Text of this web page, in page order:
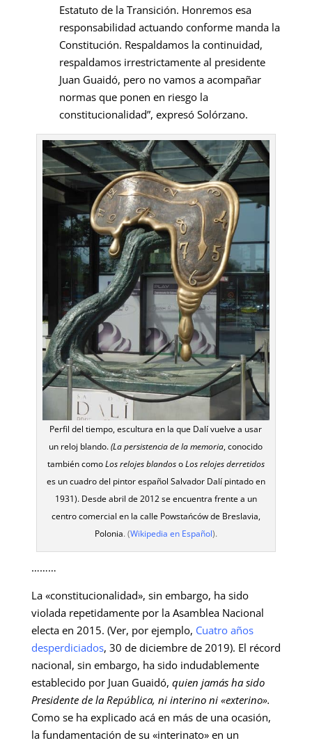
Estatuto de la Transición. Honremos esa
responsabilidad actuando conforme manda la
Constitución. Respaldamos la continuidad,
respaldamos irrestrictamente al presidente
Juan Guaidó, pero no vamos a acompañar
normas que ponen en riesgo la
constitucionalidad”, expresó Solórzano.
Perfil del tiempo, escultura en la que Dalí vuelve a usar
un reloj blando.(La persistencia de la memoria, conocido
también comoLos relojes blandosoLos relojes derretidos
es un cuadro del pintor español Salvador Dalí pintado en
1931). Desde abril de 2012 se encuentra frente a un
centro comercial en la calle Powstańców de Breslavia,
Polonia. (Wikipedia en Español).
………
La «constitucionalidad», sin embargo, ha sido
violada repetidamente por la Asamblea Nacional
electa en 2015. (Ver, por ejemplo, Cuatro años
desperdiciados, 30 de diciembre de 2019). El récord
nacional, sin embargo, ha sido indudablemente
establecido por Juan Guaidó, quien jamás ha sido
Presidente de la República, ni interino ni «exterino».
Como se ha explicado acá en más de una ocasión,
la fundamentación de su «interinato» en un